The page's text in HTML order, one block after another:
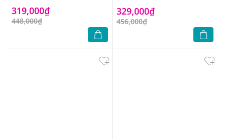
319,000₫
448,000₫
329,000₫
456,000₫